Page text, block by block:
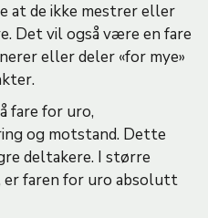
at de ikke mestrer eller
Det vil også være en fare
eller deler «for mye»
fare for uro,
og motstand. Dette
deltakere. I større
er faren for uro absolutt